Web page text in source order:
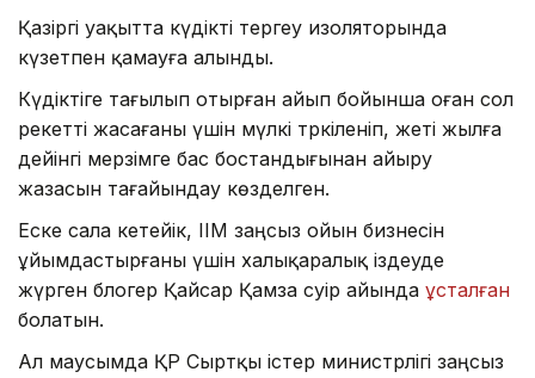
Қазіргі уақытта күдікті тергеу изоляторында
күзетпен қамауға алынды.
Күдіктіге тағылып отырған айып бойынша оған сол
әрекеттi жасағаны үшiн мүлкi тәркiленiп, жетi жылға
дейiнгi мерзiмге бас бостандығынан айыру
жазасын тағайындау көзделген.
Еске сала кетейік, ІІМ заңсыз ойын бизнесін
ұйымдастырғаны үшін халықаралық іздеуде
жүрген блогер Қайсар Қамза сәуір айында ұсталған
болатын.
Ал маусымда ҚР Сыртқы істер министрлігі заңсыз